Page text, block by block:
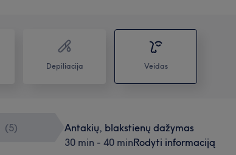
Depiliacija Veidas
(5)
Antakių, blakstienų dažymas
30 min - 40 minRodyti informaciją